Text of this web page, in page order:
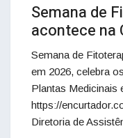
Semana de
acontece na
Semana de
em 2026, celebra
Plantas Medicinais
https://
Diretoria de